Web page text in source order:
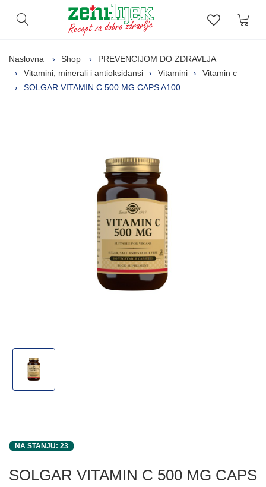
Otvori pretragu Lista
Naslovna Shop
PREVENCIJOM DO ZDRAVLJA
Vitamini, minerali i antioksidansi
Vitamini
Vitamin c
SOLGAR VITAMIN C 500 MG CAPS A100
NA STANJU: 23
SOLGAR VITAMIN C 500 MG CAPS